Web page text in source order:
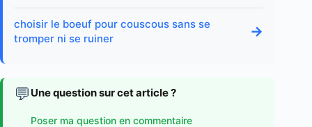
choisir le boeuf pour couscous sans se
tromper ni se ruiner
→
💬 Une question sur cet article ?
Poser ma question en commentaire